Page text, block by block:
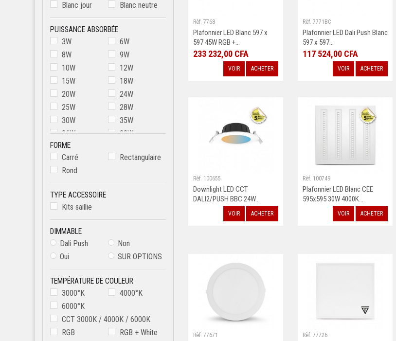
Blanc jour
Blanc neutre
PUISSANCE ABSORBÉE
3W
6W
8W
9W
10W
12W
15W
18W
20W
24W
25W
28W
30W
35W
36W
38W
40W
FORME
Carré
Rectangulaire
Rond
TYPE ACCESSOIRE
Kits saillie
DIMMABLE
Dali Push
Non
Oui
SUR OPTIONS
TEMPÉRATURE DE COULEUR
3000°K
4000°K
6000°K
CCT 3000K / 4000K / 6000K
RGB
RGB + White
Rèf. 7768
Plafonnier LED Blanc 597 x
597 45W RGB +...
233 232,00 CFA
VOIR ACHETER
Rèf. 7771BC
Plafonnier LED Dali Push Blanc
597 x 597...
117 524,00 CFA
VOIR ACHETER
Rèf. 100655
Downlight LED CCT
DALI2/PUSH BBC 24W...
VOIR ACHETER
Rèf. 100749
Plafonnier LED Blanc CEE
595x595 30W 4000K...
VOIR ACHETER
Rèf. 77671 Rèf. 77726